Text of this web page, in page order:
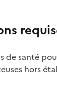
de santé
hors